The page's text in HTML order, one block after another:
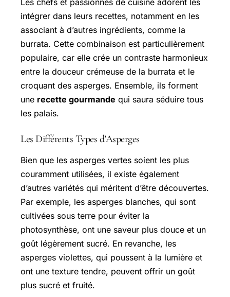
intégrer dans leurs recettes, notamment en les
associant à d’autres ingrédients, comme la
burrata. Cette combinaison est particulièrement
populaire, car elle crée un contraste harmonieux
entre la douceur crémeuse de la burrata et le
croquant des asperges. Ensemble, ils forment
une recette gourmande qui saura séduire tous
les palais.
Les Différents Types d’Asperges
Bien que les asperges vertes soient les plus
couramment utilisées, il existe également
d’autres variétés qui méritent d’être découvertes.
Par exemple, les asperges blanches, qui sont
cultivées sous terre pour éviter la
photosynthèse, ont une saveur plus douce et un
goût légèrement sucré. En revanche, les
asperges violettes, qui poussent à la lumière et
ont une texture tendre, peuvent offrir un goût
plus sucré et fruité.